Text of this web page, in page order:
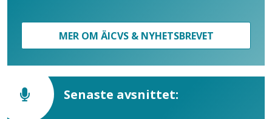
MER OM ÄICVS & NYHETSBREVET
Senaste avsnittet: